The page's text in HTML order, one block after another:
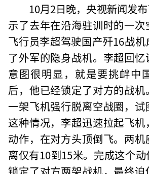
10月2日晚，央视新闻发
示了去年在沿海驻训时的一
飞行员李超驾驶国产歼16战
了外军的隐身战机。李超回
意图很明显，就是要挑衅中
后，他已经锁定了对方的战
一架飞机强行脱离空战圈，
这种情况，李超迅速拉起飞
动作，在对方头顶倒飞。两
离仅有10到15米。完成这个
锁定了对方两架战机，最终